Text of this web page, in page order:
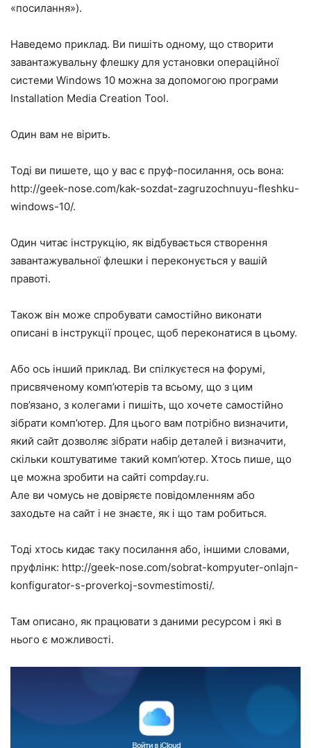
«посилання»).
Наведемо приклад. Ви пишіть одному, що створити
завантажувальну флешку для установки операційної
системи Windows 10 можна за допомогою програми
Installation Media Creation Tool.
Один вам не вірить.
Тоді ви пишете, що у вас є пруф-посилання, ось вона:
http://geek-nose.com/kak-sozdat-zagruzochnuyu-fleshku-
windows-10/.
Один читає інструкцію, як відбувається створення
завантажувальної флешки і переконується у вашій
правоті.
Також він може спробувати самостійно виконати
описані в інструкції процес, щоб переконатися в цьому.
Або ось інший приклад. Ви спілкуєтеся на форумі,
присвяченому комп’ютерів та всьому, що з цим
пов’язано, з колегами і пишіть, що хочете самостійно
зібрати комп’ютер. Для цього вам потрібно визначити,
який сайт дозволяє зібрати набір деталей і визначити,
скільки коштуватиме такий комп’ютер. Хтось пише, що
це можна зробити на сайті compday.ru.
Але ви чомусь не довіряєте повідомленням або
заходьте на сайт і не знаєте, як і що там робиться.
Тоді хтось кидає таку посилання або, іншими словами,
пруфлінк: http://geek-nose.com/sobrat-kompyuter-onlajn-
konfigurator-s-proverkoj-sovmestimosti/.
Там описано, як працювати з даними ресурсом і які в
нього є можливості.